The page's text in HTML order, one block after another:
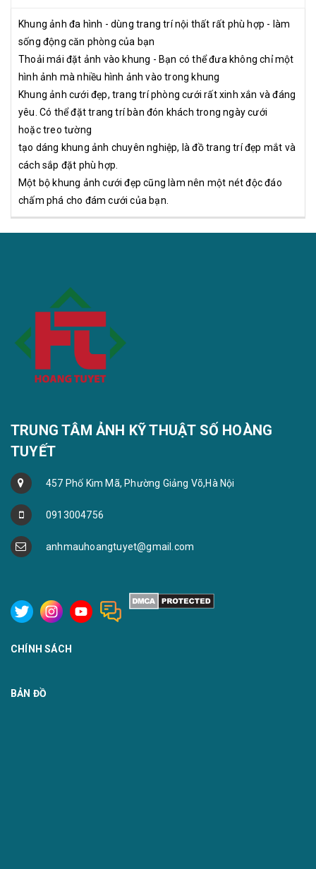
Khung ảnh đa hình - dùng trang trí nội thất rất phù hợp - làm
sống động căn phòng của bạn
Thoải mái đặt ảnh vào khung - Bạn có thể đưa không chỉ một
hình ảnh mà nhiều hình ảnh vào trong khung
Khung ảnh cưới đẹp, trang trí phòng cưới rất xinh xắn và đáng
yêu. Có thể đặt trang trí bàn đón khách trong ngày cưới
hoặc treo tường
tạo dáng khung ảnh chuyên nghiệp, là đồ trang trí đẹp mắt và
cách sắp đặt phù hợp.
Một bộ khung ảnh cưới đẹp cũng làm nên một nét độc đáo
chấm phá cho đám cưới của bạn.
TRUNG TÂM ẢNH KỸ THUẬT SỐ HOÀNG
TUYẾT
457 Phố Kim Mã, Phường Giảng Võ,Hà Nội
0913004756
anhmauhoangtuyet@gmail.com
CHÍNH SÁCH
BẢN ĐỒ